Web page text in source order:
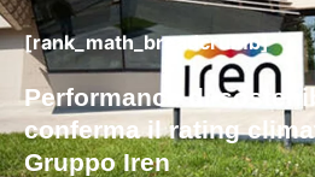
[rank_math_breadcrumb]
Performance di
conferma il rating
Gruppo Iren